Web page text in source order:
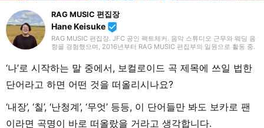
RAG MUSIC 편집장
Hane Keisuke beenhere
RAG MUSIC 편집장. JFC 공인 팩트체커. 음악 스튜디오 근무와 웨딩 음
향을 경험했으며, 2016년부터 RAG MUSIC 편집부의 일원으로 활동 중.
후에는 밴드에서 드럼 등 다양한 악기를 경험. 각종 곡 소개 글을 비롯해,
각지의 음악 페스티벌 소개 기사와 라이브 리포트 등, 자신의 음악 활동
과 지금까지의 업무로 쌓아 온 경험을 바탕으로 매일 기사를 제작하고 있
습니다. 음악은 국내외 록은 물론, 최근에는 J-POP도 폭넓게 즐겨 듣습
‘나’로 시작하는 말 중에서, 보컬로이드 곡 제목에 쓰일 법한
단어라고 하면 어떤 것을 떠올리시나요?
‘내장’, ‘칠’, ‘난청계’, ‘무엇’ 등등, 이 단어들만 봐도 보카로 팬
이라면 곡명이 바로 떠올랐을 거라고 생각합니다.